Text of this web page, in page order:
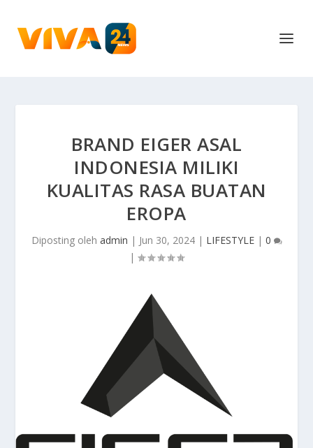
BRAND EIGER ASAL
INDONESIA MILIKI
KUALITAS RASA BUATAN
EROPA
Diposting oleh admin | Jun 30, 2024| LIFESTYLE| 0
|